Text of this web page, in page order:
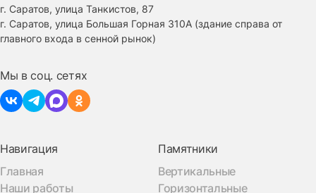
Навигация
Главная
Наши работы
Памятники
Вертикальные
Горизонтальные
г. Саратов, улица Танкистов, 87
г. Саратов, улица Большая Горная 310А (здание справа от
главного входа в сенной рынок)
Мы в соц. сетях